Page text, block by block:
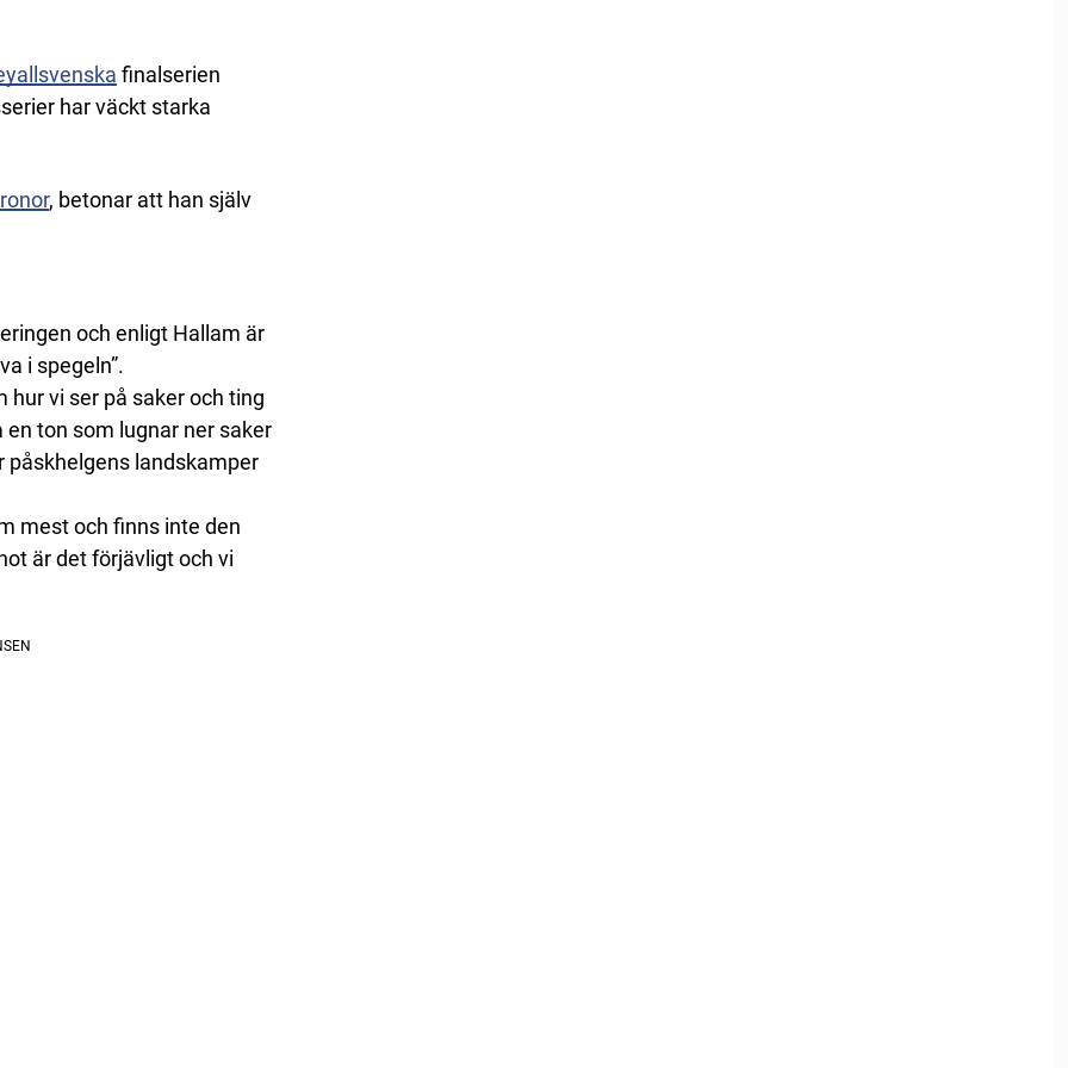
finalserien
har väckt starka
, betonar att han själv
och enligt Hallam är
i spegeln”.
hur vi ser på saker och ting
ton som lugnar ner saker
påskhelgens landskamper
mest och finns inte den
är det förjävligt och vi